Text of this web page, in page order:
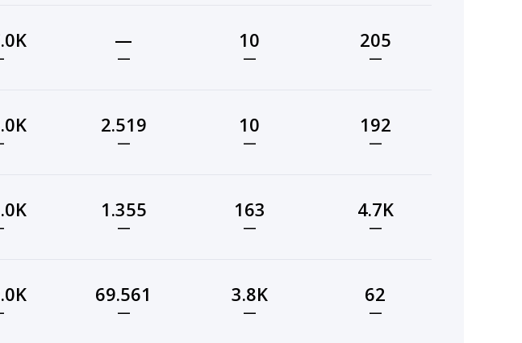
—
—
10
—
205
—
2.519
—
10
—
192
—
1.355
—
163
—
4.7K
—
69.561
—
3.8K
—
62
—